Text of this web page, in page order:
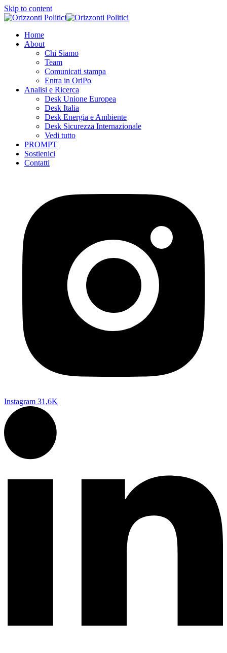
Skip to content
Home
About
Chi Siamo
Team
Comunicati stampa
Entra in OriPo
Analisi e Ricerca
Desk Unione Europea
Desk Italia
Desk Energia e Ambiente
Desk Sicurezza Internazionale
Vedi tutto
PROMPT
Sostienici
Contatti
Instagram 31,6K